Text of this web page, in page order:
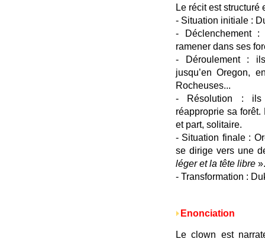
Le récit est structuré
- Situation initiale :
- Déclenchement
ramener dans ses
- Déroulement :
jusqu’en Oregon,
Rocheuses...
- Résolution : ils
réapproprie sa
et part, solitaire.
- Situation finale :
se dirige vers une
léger et la tête libre ».
- Transformation :
Enonciation
Le clown est